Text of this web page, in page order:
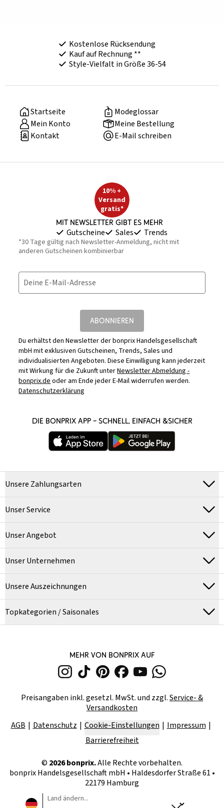
Kostenlose Rücksendung
Kauf auf Rechnung **
Style-Vielfalt in Größe 36-54
Startseite
Modeglossar
Mein Konto
Meine Bestellung
Kontakt
E-Mail schreiben
10% +
Versand
gratis*
Mit Newsletter gibt es mehr
Gutscheine Sales Trends
*30 Tage gültig nach Newsletter-Anmeldung, nicht mit
anderen Gutscheinen kombinierbar
Deine E-Mail-Adresse
ABONNIEREN
Du erhältst den Newsletter der bonprix Handelsgesellschaft
mbH mit exklusiven Gutscheinen, Trends, Sales und
individualisierten Angeboten. Diese Einwilligung kann jederzeit
mit Wirkung für die Zukunft unterNewsletter Abmeldung -
bonprix.deoder am Ende jeder E-Mail widerrufen werden.
Datenschutzerklärung
DIE BONPRIX APP – SCHNELL, EINFACH &SICHER
Unsere Zahlungsarten
Unser Service
Unser Angebot
Unser Unternehmen
Unsere Auszeichnungen
Topkategorien / Saisonales
MEHR VON BONPRIX AUF
Preisangaben inkl. gesetzl. MwSt. und zzgl.Service- &
Versandkosten
AGB
Datenschutz Cookie-Einstellungen
Impressum
Barrierefreiheit
© 2026bonprix.Alle Rechte vorbehalten.
bonprix Handelsgesellschaft mbH • Haldesdorfer Straße 61 •
22179 Hamburg
Land ändern...